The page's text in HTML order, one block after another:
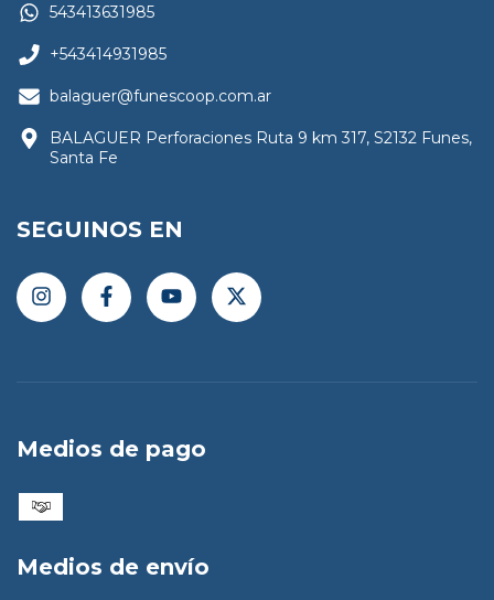
543413631985
+543414931985
balaguer@funescoop.com.ar
BALAGUER Perforaciones Ruta 9 km 317, S2132 Funes,
Santa Fe
SEGUINOS EN
Medios de pago
Medios de envío